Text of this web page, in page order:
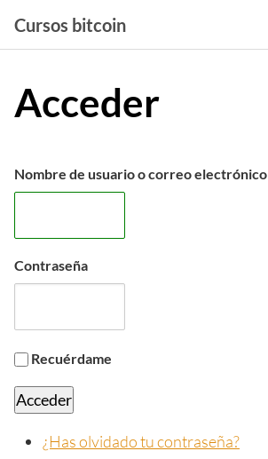
contenido
Cursos bitcoin
Acceder
Nombre de usuario o correo electrónico
Contraseña
Recuérdame
Acceder
¿Has olvidado tu contraseña?